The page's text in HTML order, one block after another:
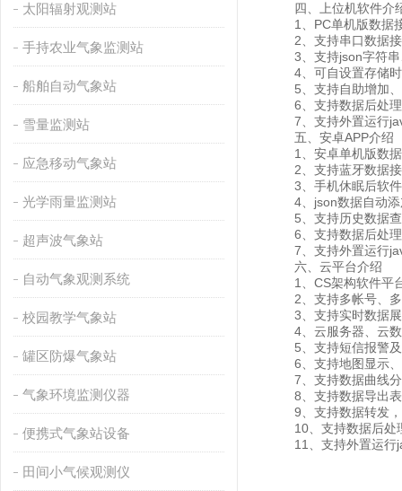
太阳辐射观测站
手持农业气象监测站
船舶自动气象站
雪量监测站
应急移动气象站
光学雨量监测站
超声波气象站
自动气象观测系统
校园教学气象站
罐区防爆气象站
气象环境监测仪器
便携式气象站设备
田间小气候观测仪
四、上位机软件介
1、PC单机版数据接
2、支持串口数据接
3、支持json字符串
4、可自设置存储时
5、支持自助增加、
6、支持数据后处理
7、支持外置运行
五、安卓APP介绍
1、安卓单机版数据
2、支持蓝牙数据
3、手机休眠后软件
4、json数据自动添
5、支持历史数据查
6、支持数据后处理
7、支持外置运行
六、云平台介绍
1、CS架构软件平台
2、支持多帐号、多
3、支持实时数据展
4、云服务器、云数
5、支持短信报警及
6、支持地图显示、
7、支持数据曲线
8、支持数据导出表
9、支持数据转发，
10、支持数据后处
11、支持外置运行